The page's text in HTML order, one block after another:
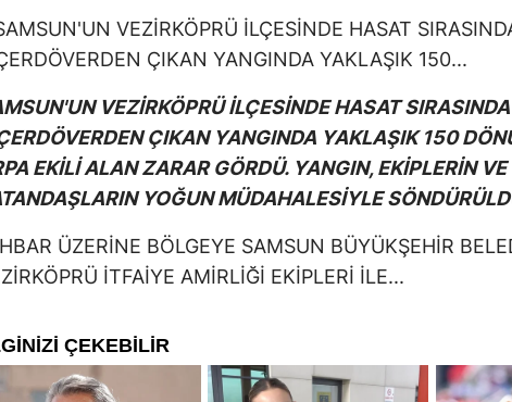
VEZİRKÖPRÜ İLÇESİNDE HASAT
ÇIKAN YANGINDA YAKLAŞIK 150
EKİLİ ALAN ZARAR GÖRDÜ. YANGIN, EKİPLERİN VE
YOĞUN MÜDAHALESİYLE